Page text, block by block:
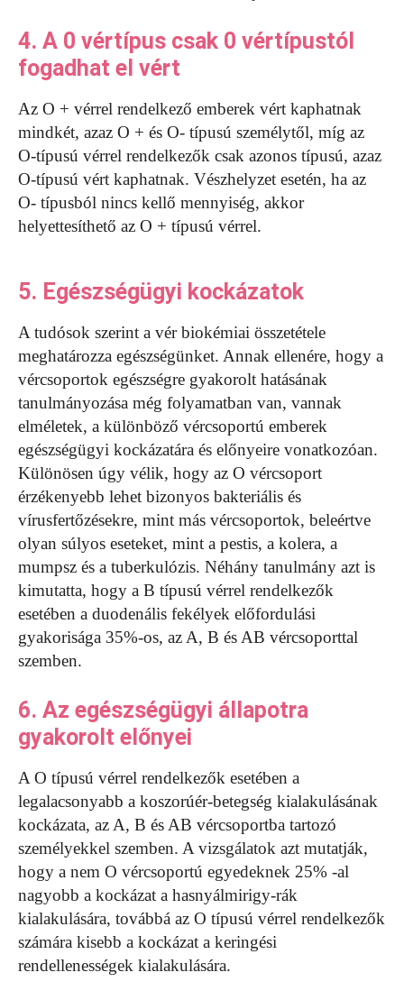
4. A 0 vértípus csak 0 vértípustól
fogadhat el vért
Az O + vérrel rendelkező emberek vért kaphatnak
mindkét, azaz O + és O- típusú személytől, míg az
O-típusú vérrel rendelkezők csak azonos típusú, azaz
O-típusú vért kaphatnak. Vészhelyzet esetén, ha az
O- típusból nincs kellő mennyiség, akkor
helyettesíthető az O + típusú vérrel.
5. Egészségügyi kockázatok
A tudósok szerint a vér biokémiai összetétele
meghatározza egészségünket. Annak ellenére, hogy a
vércsoportok egészségre gyakorolt hatásának
tanulmányozása még folyamatban van, vannak
elméletek, a különböző vércsoportú emberek
egészségügyi kockázatára és előnyeire vonatkozóan.
Különösen úgy vélik, hogy az O vércsoport
érzékenyebb lehet bizonyos bakteriális és
vírusfertőzésekre, mint más vércsoportok, beleértve
olyan súlyos eseteket, mint a pestis, a kolera, a
mumpsz és a tuberkulózis. Néhány tanulmány azt is
kimutatta, hogy a B típusú vérrel rendelkezők
esetében a duodenális fekélyek előfordulási
gyakorisága 35%-os, az A, B és AB vércsoporttal
szemben.
6. Az egészségügyi állapotra
gyakorolt előnyei
A O típusú vérrel rendelkezők esetében a
legalacsonyabb a koszorúér-betegség kialakulásának
kockázata, az A, B és AB vércsoportba tartozó
személyekkel szemben. A vizsgálatok azt mutatják,
hogy a nem O vércsoportú egyedeknek 25% -al
nagyobb a kockázat a hasnyálmirigy-rák
kialakulására, továbbá az O típusú vérrel rendelkezők
számára kisebb a kockázat a keringési
rendellenességek kialakulására.